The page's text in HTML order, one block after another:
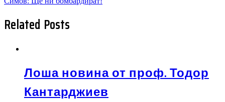
Related Posts
Лоша новина от проф. Тодор
Кантарджиев